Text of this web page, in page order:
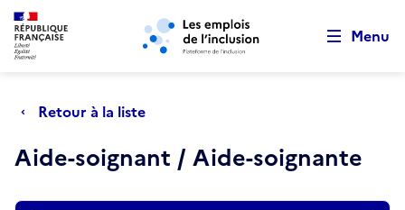
Aller au menu principal Aller au contenu principal
Menu
Retour à la liste
Aide-soignant / Aide-soignante
Retour au début de la page
Panneau de gestion des cookies